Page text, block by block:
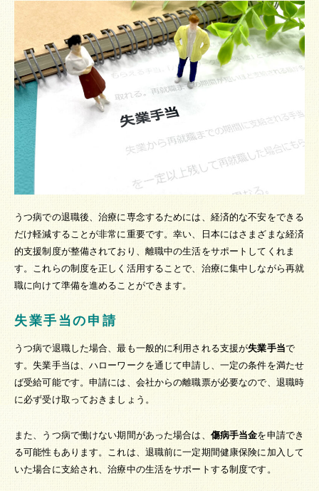
うつ病での退職後、治療に専念するためには、経済的な不安をできる
だけ軽減することが非常に重要です。幸い、日本にはさまざまな経済
的支援制度が整備されており、離職中の生活をサポートしてくれま
す。これらの制度を正しく活用することで、治療に集中しながら再就
職に向けて準備を進めることができます。
失業手当の申請
うつ病で退職した場合、最も一般的に利用される支援が失業手当で
す。失業手当は、ハローワークを通じて申請し、一定の条件を満たせ
ば受給可能です。申請には、会社からの離職票が必要なので、退職時
に必ず受け取っておきましょう。
また、うつ病で働けない期間があった場合は、 傷病手当金を申請でき
る可能性もあります。これは、退職前に一定期間健康保険に加入して
いた場合に支給され、治療中の生活をサポートする制度です。